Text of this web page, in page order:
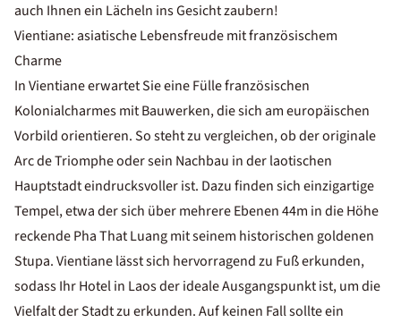
auch Ihnen ein Lächeln ins Gesicht zaubern!
Vientiane: asiatische Lebensfreude mit französischem
Charme
In Vientiane erwartet Sie eine Fülle französischen
Kolonialcharmes mit Bauwerken, die sich am europäischen
Vorbild orientieren. So steht zu vergleichen, ob der originale
Arc de Triomphe oder sein Nachbau in der laotischen
Hauptstadt eindrucksvoller ist. Dazu finden sich einzigartige
Tempel, etwa der sich über mehrere Ebenen 44m in die Höhe
reckende Pha That Luang mit seinem historischen goldenen
Stupa. Vientiane lässt sich hervorragend zu Fuß erkunden,
sodass Ihr Hotel in Laos der ideale Ausgangspunkt ist, um die
Vielfalt der Stadt zu erkunden. Auf keinen Fall sollte ein